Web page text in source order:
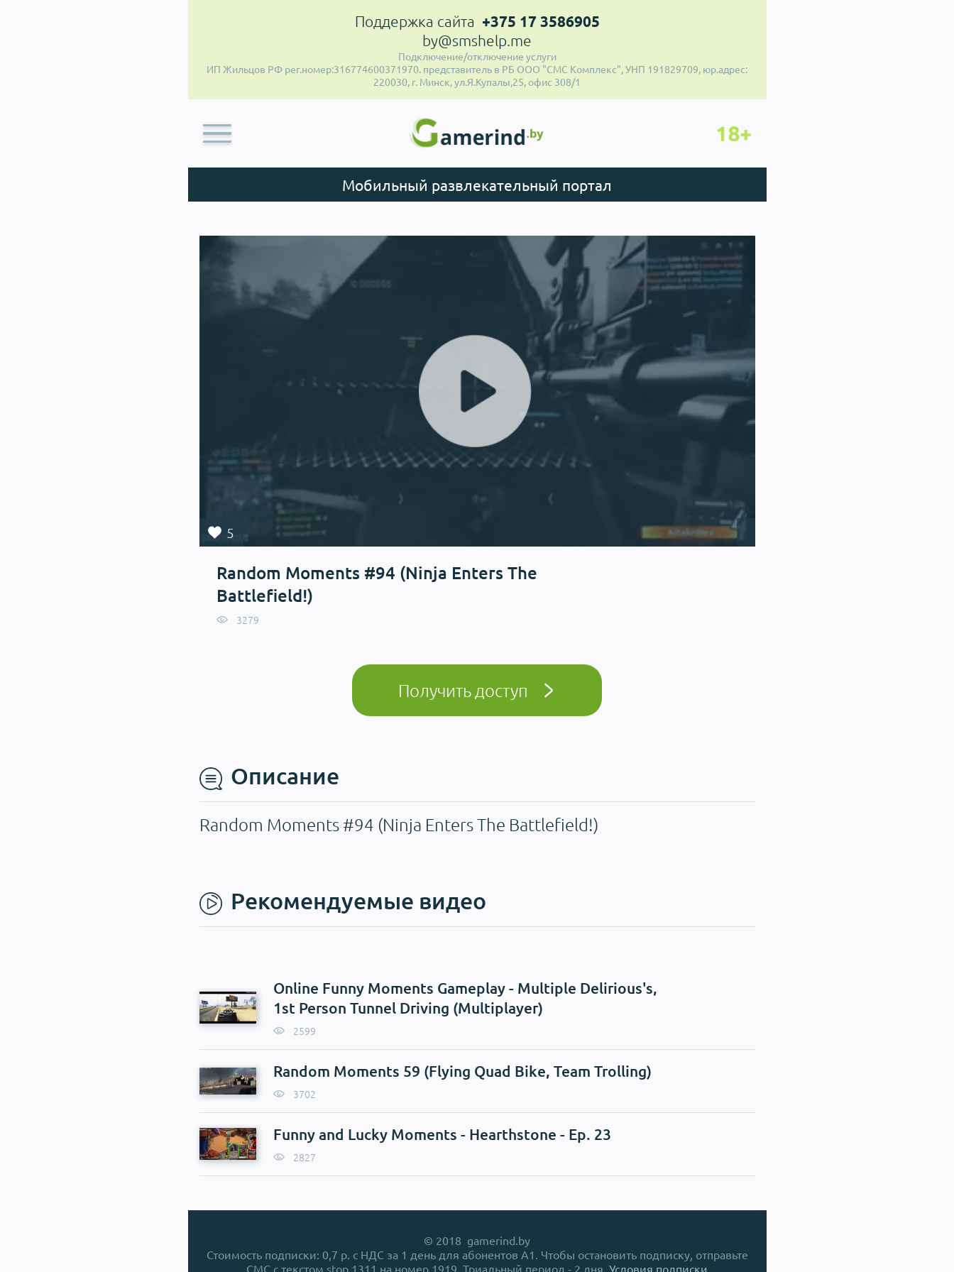
Поддержка сайта +375 17 3586905
by@smshelp.me
Подключение/отключение услуги
ИП Жильцов РФ рег.номер:316774600371970. представитель в РБ ООО "СМС Комплекс", УНП 191829709, юр.адрес:
220030, г. Минск, ул.Я.Купалы,25, офис 308/1
Мобильный развлекательный портал
5
Random Moments #94 (Ninja Enters The
Battlefield!)
3279
Получить доступ
Описание
Random Moments #94 (Ninja Enters The Battlefield!)
Рекомендуемые видео
Online Funny Moments Gameplay - Multiple Delirious's,
1st Person Tunnel Driving (Multiplayer)
2599
Random Moments 59 (Flying Quad Bike, Team Trolling)
3702
Funny and Lucky Moments - Hearthstone - Ep. 23
2827
© 2018 gamerind.by
Стоимость подписки: 0,7 р. с НДС за 1 день для абонентов A1. Чтобы остановить подписку, отправьте
СМС с текстом stop 1311 на номер 1919. Триальный период - 2 дня. Условия подписки